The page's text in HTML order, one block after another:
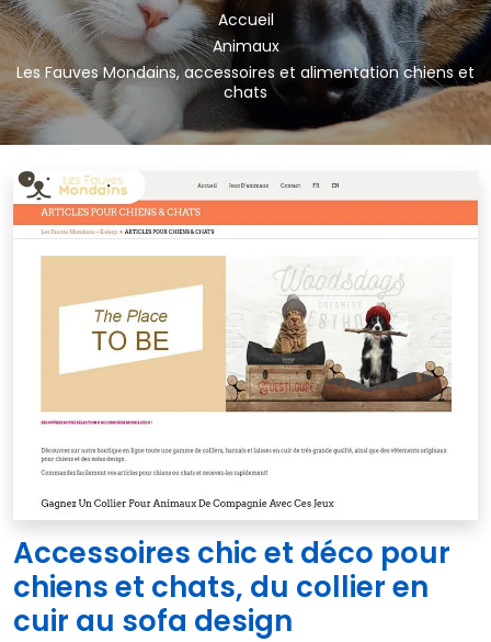
Accueil
Animaux
Les Fauves Mondains, accessoires et alimentation chiens et
chats
Accessoires chic et déco pour
chiens et chats, du collier en
cuir au sofa design